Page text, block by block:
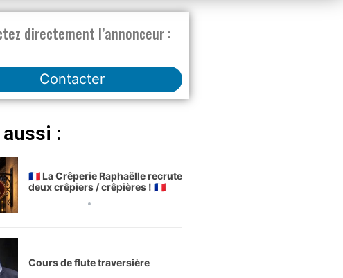
directement l’annonceur :
Contacter
:
🇫🇷 La Crêperie Raphaëlle recrute
deux crêpiers / crêpières ! 🇫🇷
Cours de flute traversière